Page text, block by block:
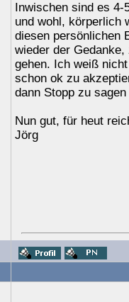
Inwischen sind es
und wohl, körperlich
diesen persönlichen
wieder der
gehen. Ich weiß
schon ok zu
dann Stopp zu
Nun gut, für heut
Jörg